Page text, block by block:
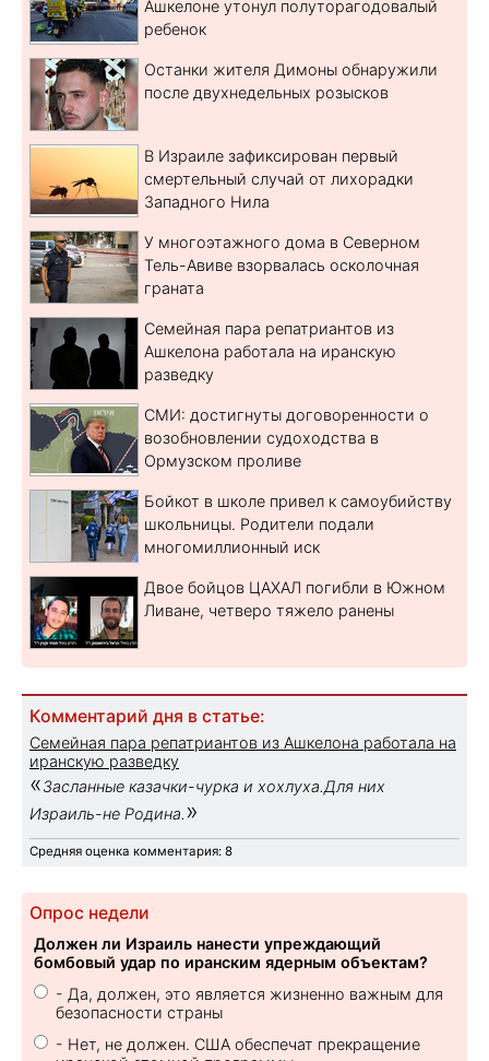
Ашкелоне утонул полуторагодовалый
ребенок
Останки жителя Димоны обнаружили
после двухнедельных розысков
В Израиле зафиксирован первый
смертельный случай от лихорадки
Западного Нила
У многоэтажного дома в Северном
Тель-Авиве взорвалась осколочная
граната
Семейная пара репатриантов из
Ашкелона работала на иранскую
разведку
СМИ: достигнуты договоренности о
возобновлении судоходства в
Ормузском проливе
Бойкот в школе привел к самоубийству
школьницы. Родители подали
многомиллионный иск
Двое бойцов ЦАХАЛ погибли в Южном
Ливане, четверо тяжело ранены
Комментарий дня в статье:
Семейная пара репатриантов из Ашкелона работала на
иранскую разведку
«Засланные казачки-чурка и хохлуха.Для них
Израиль-не Родина. »
Средняя оценка комментария: 8
Опрос недели
Должен ли Израиль нанести упреждающий
бомбовый удар по иранским ядерным объектам?
- Да, должен, это является жизненно важным для
безопасности страны
- Нет, не должен. США обеспечат прекращение